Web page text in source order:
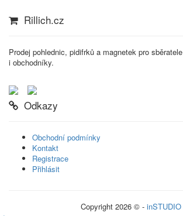
Rillich.cz
Prodej pohlednic, pidifrků a magnetek pro sběratele
i obchodníky.
Odkazy
Obchodní podmínky
Kontakt
Registrace
Přihlásit
Copyright 2026 © - inSTUDIO